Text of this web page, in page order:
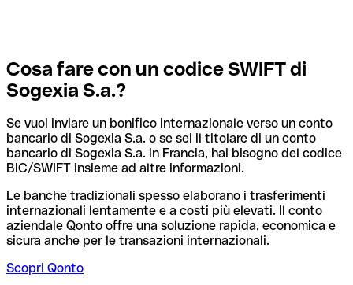
Cosa fare con un codice SWIFT di
Sogexia S.a.?
Se vuoi inviare un bonifico internazionale verso un conto
bancario di Sogexia S.a. o se sei il titolare di un conto
bancario di Sogexia S.a. in Francia, hai bisogno del codice
BIC/SWIFT insieme ad altre informazioni.
Le banche tradizionali spesso elaborano i trasferimenti
internazionali lentamente e a costi più elevati. Il conto
aziendale Qonto offre una soluzione rapida, economica e
sicura anche per le transazioni internazionali.
Scopri Qonto